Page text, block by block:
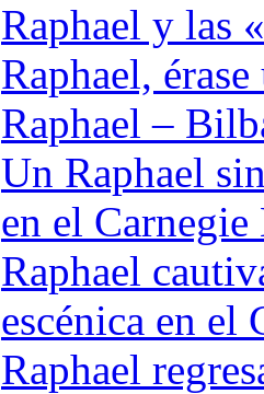
Raphael y las
Raphael,
Raphael –
Un Raphael
en el
Raphael
escénica en el
Raphael